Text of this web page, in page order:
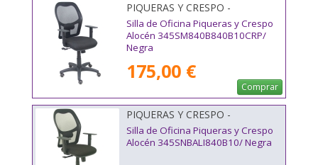
PIQUERAS Y CRESPO -
345SM840B840B10CRP
Silla de Oficina Piqueras y Crespo
Alocén 345SM840B840B10CRP/
Negra
175,00 €
Comprar
PIQUERAS Y CRESPO -
345SNBALI840B10
Silla de Oficina Piqueras y Crespo
Alocén 345SNBALI840B10/ Negra